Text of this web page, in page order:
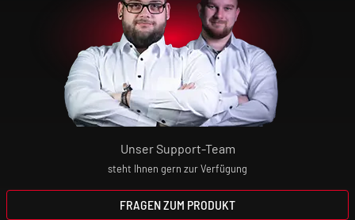
Unser Support-Team
steht Ihnen gern zur Verfügung
FRAGEN ZUM PRODUKT